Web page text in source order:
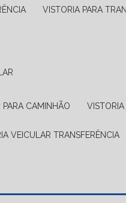
VISTORIA PARA
PARA CAMINHÃO
VEICULAR TRANSFERÊNCIA